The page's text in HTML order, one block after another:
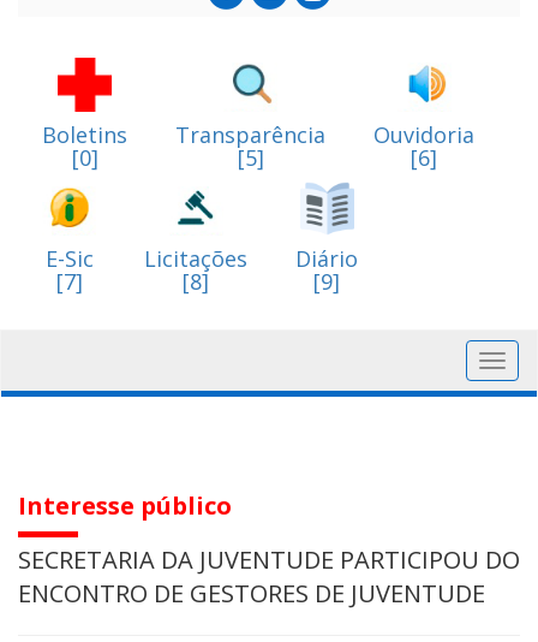
Boletins
[0]
Transparência
[5]
Ouvidoria
[6]
E-Sic
[7]
Licitações
[8]
Diário
[9]
Interesse público
SECRETARIA DA JUVENTUDE PARTICIPOU DO
ENCONTRO DE GESTORES DE JUVENTUDE